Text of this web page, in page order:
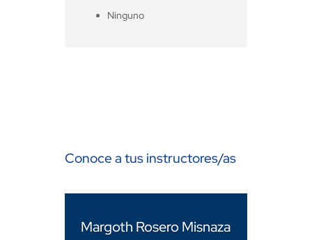
Ninguno
Conoce a tus instructores/as
Margoth Rosero Misnaza